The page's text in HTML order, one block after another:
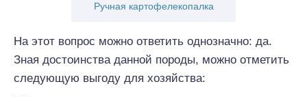
Ручная картофелекопалка
На этот вопрос можно ответить однозначно: да.
Зная достоинства данной породы, можно отметить
следующую выгоду для хозяйства: